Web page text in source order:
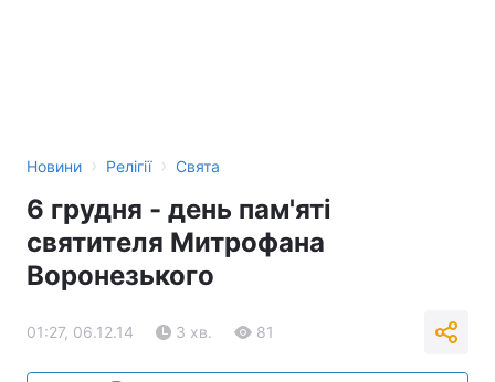
Новини › Релігії › Свята
6 грудня - день пам'яті
святителя Митрофана
Воронезького
01:27, 06.12.14 3 хв. 81